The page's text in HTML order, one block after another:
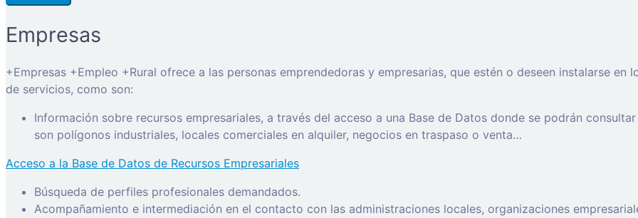
Empresas
+Empresas +Empleo +Rural ofrece a las personas emprendedoras y empresarias, que estén o deseen instalarse
de servicios, como son:
Información sobre recursos empresariales, a través del acceso a una Base de Datos donde se podrán
son polígonos industriales, locales comerciales en alquiler, negocios en traspaso o venta…
Acceso a la Base de Datos de Recursos Empresariales
Búsqueda de perfiles profesionales demandados.
Acompañamiento e intermediación en el contacto con las administraciones locales, organizaciones